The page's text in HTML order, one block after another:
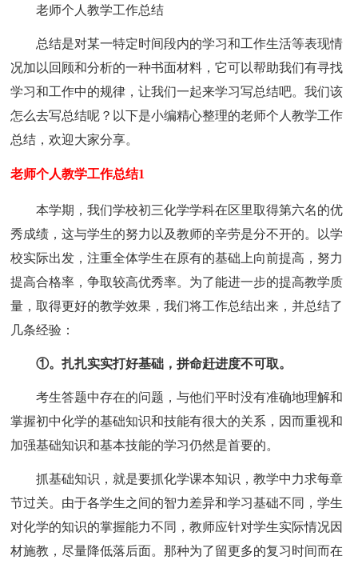
老师个人教学工作总结
总结是对某一特定时间段内的学习和工作生活等表现情
况加以回顾和分析的一种书面材料，它可以帮助我们有寻找
学习和工作中的规律，让我们一起来学习写总结吧。我们该
怎么去写总结呢？以下是小编精心整理的老师个人教学工作
总结，欢迎大家分享。
老师个人教学工作总结1
本学期，我们学校初三化学学科在区里取得第六名的优
秀成绩，这与学生的努力以及教师的辛劳是分不开的。以学
校实际出发，注重全体学生在原有的基础上向前提高，努力
提高合格率，争取较高优秀率。为了能进一步的提高教学质
量，取得更好的教学效果，我们将工作总结出来，并总结了
几条经验：
①。扎扎实实打好基础，拼命赶进度不可取。
考生答题中存在的问题，与他们平时没有准确地理解和
掌握初中化学的基础知识和技能有很大的关系，因而重视和
加强基础知识和基本技能的学习仍然是首要的。
抓基础知识，就是要抓化学课本知识，教学中力求每章
节过关。由于各学生之间的智力差异和学习基础不同，学生
对化学的知识的掌握能力不同，教师应针对学生实际情况因
材施教，尽量降低落后面。那种为了留更多的复习时间而在